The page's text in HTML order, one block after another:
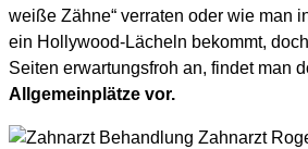
weiße Zähne“ verraten oder wie man
ein Hollywood-Lächeln bekommt,
Seiten erwartungsfroh an, findet man
Allgemeinplätze vor.